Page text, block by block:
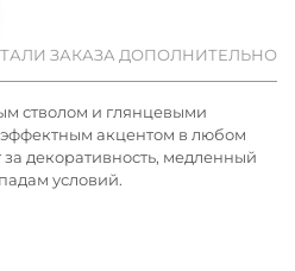
ЗАКАЗА ДОПОЛНИТЕЛЬНО
стволом и глянцевыми
акцентом в любом
декоративность, медленный
условий.